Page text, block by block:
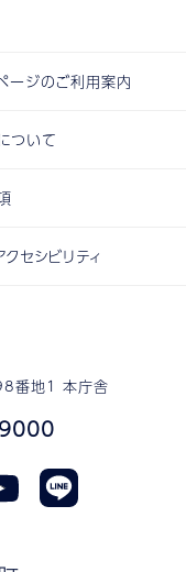
番地1 本庁舎
ージのご利用案内
ついて
セシビリティ